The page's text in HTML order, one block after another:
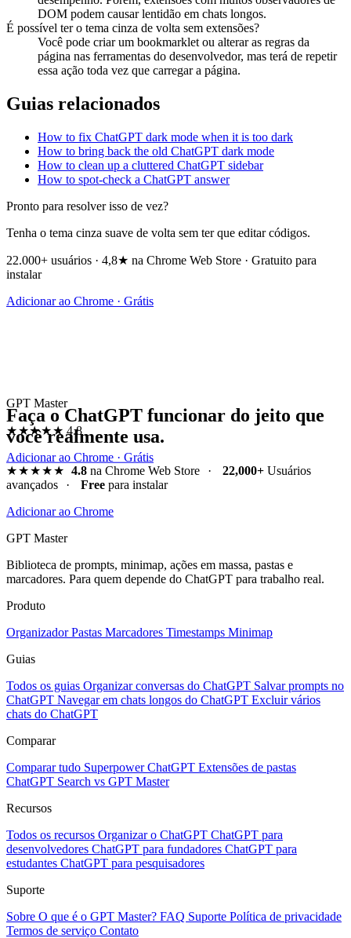
DOM podem causar lentidão em chats longos.
É possível ter o tema cinza de volta sem extensões?
Você pode criar um bookmarklet ou alterar as regras da
página nas ferramentas do desenvolvedor, mas terá de repetir
essa ação toda vez que carregar a página.
Guias relacionados
How to fix ChatGPT dark mode when it is too dark
How to bring back the old ChatGPT dark mode
How to clean up a cluttered ChatGPT sidebar
How to spot-check a ChatGPT answer
Pronto para resolver isso de vez?
Tenha o tema cinza suave de volta sem ter que editar códigos.
22.000+ usuários · 4,8★ na Chrome Web Store · Gratuito para
instalar
Adicionar ao Chrome · Grátis
GPT Master
★★★★★ 4.8
Adicionar ao Chrome · Grátis
Faça o ChatGPT funcionar do jeito que
você realmente usa.
★★★★★ 4.8na Chrome Web Store · 22,000+Usuários
avançados
· Free para instalar
Adicionar ao Chrome
GPT Master
Biblioteca de prompts, minimap, ações em massa, pastas e
marcadores. Para quem depende do ChatGPT para trabalho real.
Produto
OrganizadorPastas Marcadores Timestamps Minimap
Guias
Todos os guias Organizar conversas do ChatGPT Salvar prompts no
ChatGPT Navegar em chats longos do ChatGPT Excluir vários
chats do ChatGPT
Comparar
Comparar tudo Superpower ChatGPT Extensões de pastas
ChatGPT Search vs GPT Master
Recursos
Todos os recursos Organizar o ChatGPT ChatGPT para
desenvolvedores ChatGPT para fundadores ChatGPT para
estudantes ChatGPT para pesquisadores
Suporte
Sobre O que é o GPT Master? FAQ Suporte Política de privacidade
Termos de serviço Contato